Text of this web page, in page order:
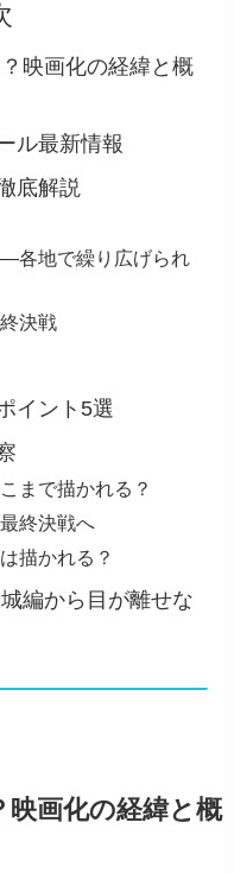
映画化の経緯と概
ル最新情報
底解説
各地で繰り広げられ
決戦
イント5選
まで描かれる？
終決戦へ
描かれる？
編から目が離せな
映画化の経緯と概